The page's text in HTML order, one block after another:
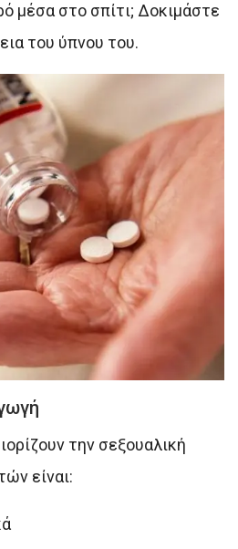
μέσα στο σπίτι; Δοκιμάστε
του ύπνου του.
την σεξουαλική
είναι: